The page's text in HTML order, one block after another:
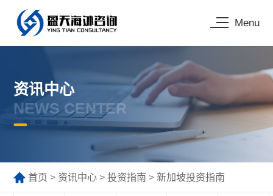
Menu
资讯中心
NEWS CENTER
首页 > 资讯中心 >投资指南 >新加坡投资指南